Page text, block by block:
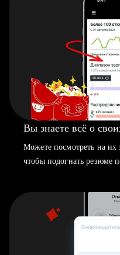
Вы знаете всё о
Можете посмотреть на
чтобы подогнать резюме